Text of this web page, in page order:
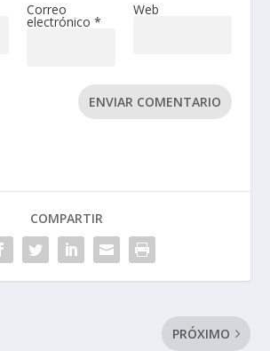
Correo
electrónico *
Web
ENVIAR COMENTARIO
COMPARTIR
PRÓXIMO